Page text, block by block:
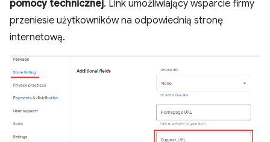
pomocy technicznej. Link umożliwiający wsparcie firmy
przeniesie użytkowników na odpowiednią stronę
internetową.